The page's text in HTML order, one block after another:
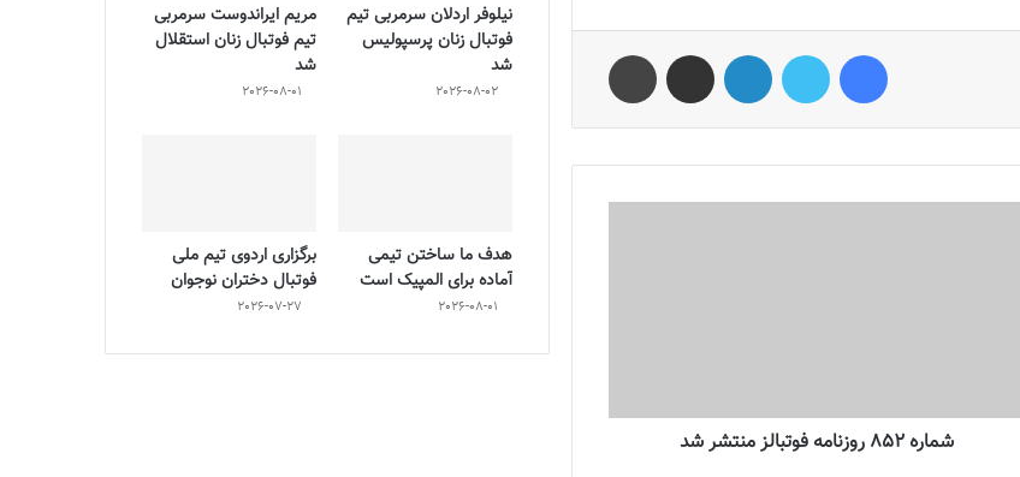
شماره 852 روزنامه فوتبالز منتشر شد
نیلوفر اردلان سرمربی تیم
فوتبال زنان پرسپولیس
شد
2026-08-02
مریم ایراندوست سرمربی
تیم فوتبال زنان استقلال
شد
2026-08-01
هدف ما ساختن تیمی
آماده برای المپیک است
2026-08-01
برگزاری اردوی تیم ملی
فوتبال دختران نوجوان
2026-07-27